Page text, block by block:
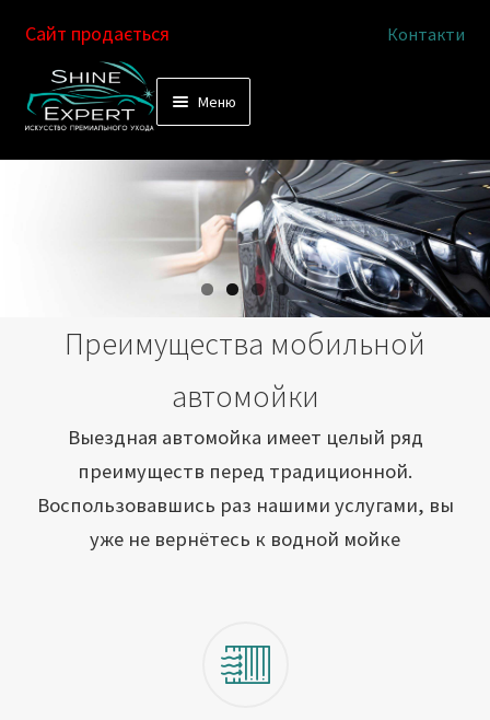
Перейти
к
Перейти
к
Сайт продається Контакти
Меню
Выездная автомойка
Химчистка салона
Подетальная химчистка
Как это работает
Сотрудничество
Вакансии
Преимущества мобильной
автомойки
Выездная автомойка имеет целый ряд
преимуществ перед традиционной.
Воспользовавшись раз нашими услугами, вы
уже не вернётесь к водной мойке